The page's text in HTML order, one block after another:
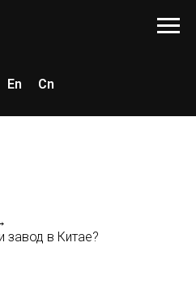
En Cn
завод в Китае?